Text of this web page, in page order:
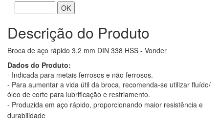
OK
Descrição do Produto
Broca de aço rápido 3,2 mm DIN 338 HSS - Vonder
Dados do Produto:
- Indicada para metais ferrosos e não ferrosos.
- Para aumentar a vida útil da broca, recomenda-se utilizar fluído/
óleo de corte para lubrificação e resfriamento.
- Produzida em aço rápido, proporcionando maior resistência e
durabilidade